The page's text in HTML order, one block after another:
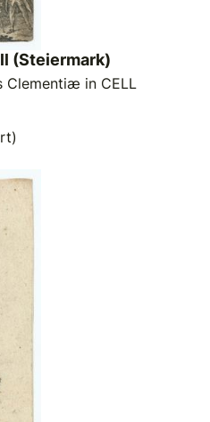
(Steiermark)
Clementiæ in CELL